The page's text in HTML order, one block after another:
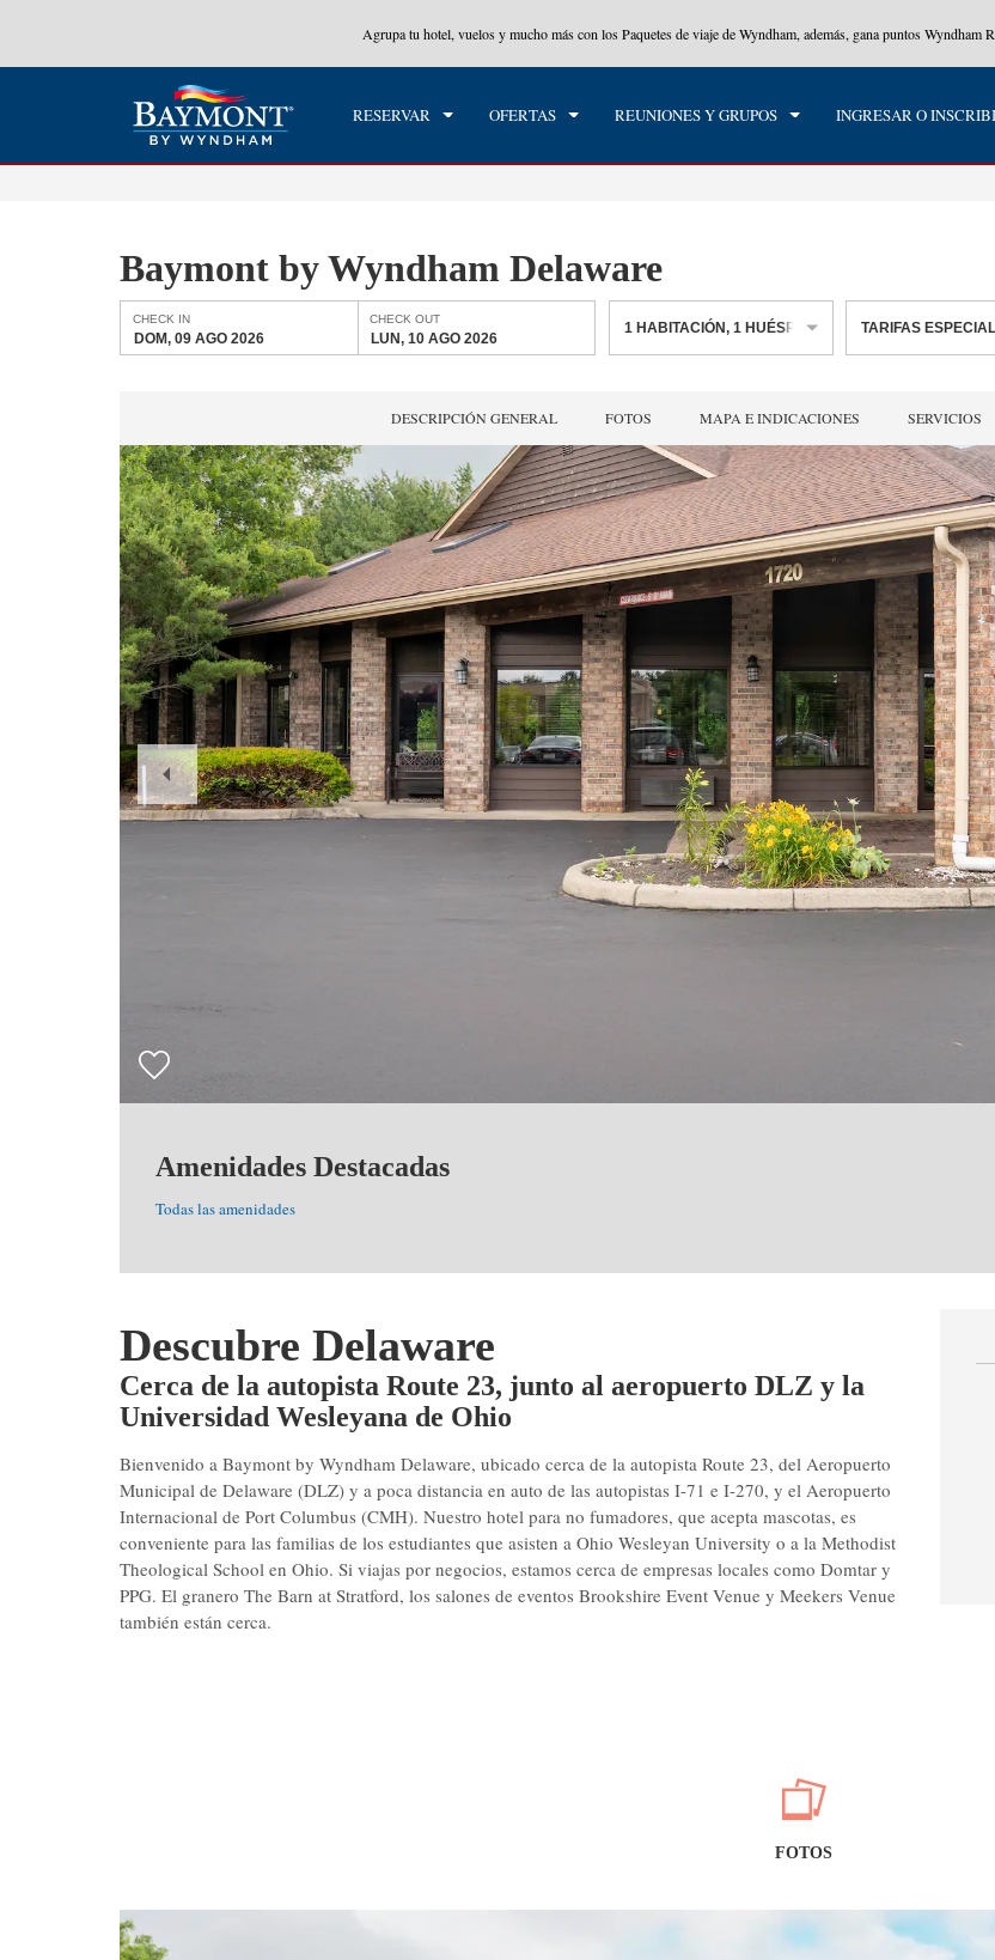
Agrupa tu hotel, vuelos y mucho más con los Paquetes de viaje de Wyndham, además, gana puntos Wyndham
RESERVAR OFERTAS REUNIONES Y GRUPOS INGRESAR O
CHECK IN CHECK OUT
1
Baymont by Wyndham Delaware
CHECK IN
DOM, 09 AGO 2026
CHECK OUT
LUN, 10 AGO 2026
1 HABITACIÓN,1 HUÉSPED TARIFAS
DESCRIPCIÓN GENERAL FOTOS MAPA E INDICACIONES SERVICIOS
Previous
Slide
Amenidades Destacadas
Todas las amenidades
Descubre Delaware
Cerca de la autopista Route 23, junto al aeropuerto DLZ y la
Universidad Wesleyana de Ohio
Bienvenido a Baymont by Wyndham Delaware, ubicado cerca de la autopista Route 23, del Aeropuerto
Municipal de Delaware (DLZ) y a poca distancia en auto de las autopistas I-71 e I-270, y el Aeropuerto
Internacional de Port Columbus (CMH). Nuestro hotel para no fumadores, que acepta mascotas, es
conveniente para las familias de los estudiantes que asisten a Ohio Wesleyan University o a la Methodist
Theological School en Ohio. Si viajas por negocios, estamos cerca de empresas locales como Domtar y
PPG. El granero The Barn at Stratford, los salones de eventos Brookshire Event Venue y Meekers Venue
también están cerca.
FOTOS